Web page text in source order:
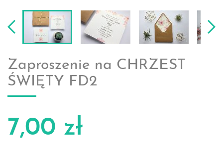
Zaproszenie na CHRZEST
ŚWIĘTY FD2
7,00 zł